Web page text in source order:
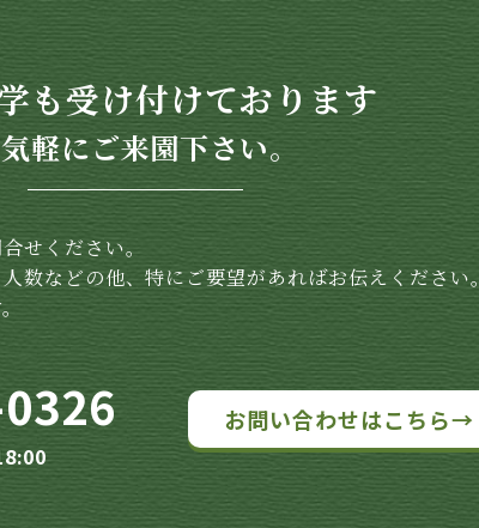
も受け付けております
軽にご来園下さい。
せください。
数などの他、特にご要望があればお伝えください。
お問い合わせはこちら→